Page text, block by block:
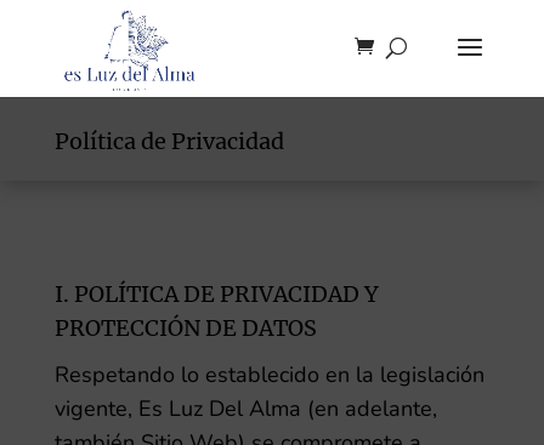
Política de Privacidad
I. POLÍTICA DE PRIVACIDAD Y
PROTECCIÓN DE DATOS
Respetando lo establecido en la legislación
vigente, Es Luz Del Alma (en adelante,